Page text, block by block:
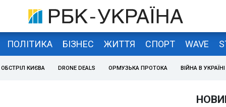
ПОЛІТИКА БІЗНЕС ЖИТТЯ СПОРТ WAVE
ОБСТРІЛ КИЄВА DRONE DEALS ОРМУЗЬКА ПРОТОКА ВІЙНА В УКРАЇНІ